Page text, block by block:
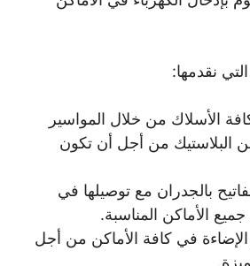
نقدمها:
الأسلاك من خلال المواسير
البلاستيك من أجل أن تكون
بالجدران مع توصيلها في
الأماكن المناسبة.
الإضاءة في كافة الأماكن من أجل